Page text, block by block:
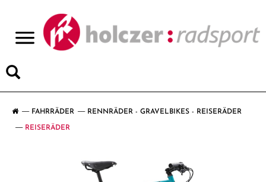
FAHRRÄDER RENNRÄDER - GRAVELBIKES - REISERÄDER
REISERÄDER